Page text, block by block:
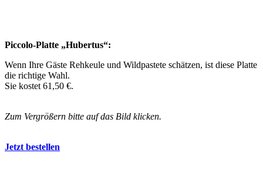
Piccolo-Platte „Hubertus“:
Wenn Ihre Gäste Rehkeule und Wildpastete schätzen, ist diese Platte
die richtige Wahl.
Sie kostet 61,50 €.
Zum Vergrößern bitte auf das Bild klicken.
Jetzt bestellen